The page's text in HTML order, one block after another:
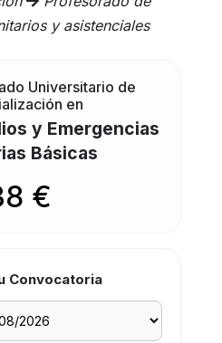
y asistenciales
Universitario de
en
y Emergencias
Básicas
€
Convocatoria